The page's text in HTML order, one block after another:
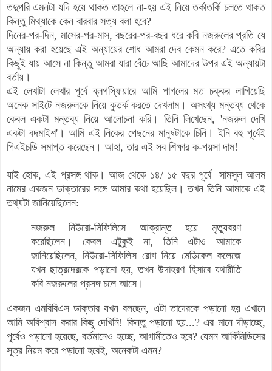
তদুপরি এমনটা যদি হয়ে থাকত তাহলে না-হয় এই নিয়ে তর্কাতর্কি চলতে থাকত
কিন্তু মিথ্যাকে কেন বারবার সত্য বলা হবে?
দিনের-পর-দিন, মাসের-পর-মাস, বছরের-পর-বছর ধরে কবি নজরুলের প্রতি যে
অন্যায় করা হয়েছে এই অন্যায়ের শোধ আমরা দেব কেমন করে? এতে কবির
কিছুই যায় আসে না কিন্তু আমরা যারা বেঁচে আছি আমাদের উপর এই অন্যায়টা
বর্তায়।
এই লেখাটা লেখার পূর্বে ব্লগস্ফিয়ারে আমি পাগলের মত চক্কর লাগিয়েছি
অনেক সাইটে নজরুলকে নিয়ে কুতর্ক করতে দেখলাম। অসংখ্য মন্তব্য থেকে
কেবল একটা মন্তব্য নিয়ে আলোচনা করি। তিনি লিখেছেন, 'নজরুল দেখি
একটা বদমাইশ'। আমি এই নিকের পেছনের মানুষটাকে চিনি। ইনি বহু পূর্বেই
পিএইচডি সমাপ্ত করেছেন। আহা, তার এই সব শিক্ষার ক-পয়সা দাম!
যাই হোক, এই প্রসঙ্গ থাক। আজ থেকে ১৪/ ১৫ বছর পূর্বে সামসুল আলম
নামের একজন ডাক্তারের সঙ্গে আমার কথা হয়েছিল। তখন তিনি আমাকে এই
তথ্যটা জানিয়েছিলেন:
নজরুল নিউরো-সিফিলিসে আক্রান্ত হয়ে মৃত্যুবরণ
করেছিলেন। কেবল এটুকুই না, তিনি এটাও আমাকে
জানিয়েছিলেন, নিউরো-সিফিলিস রোগ নিয়ে মেডিকেল কলেজে
যখন ছাত্রদেরকে পড়ানো হয়, তখন উদাহরণ হিসাবে যথারীতি
কবি নজরুলের প্রসঙ্গ চলে আসে।
একজন এমবিবিএস ডাক্তার যখন বলছেন, এটা তাদেরকে পড়ানো হয় এখানে
আমি অবিশ্বাস করার কিছু দেখিনি! কিন্তু পড়ানো হয়...? এর মানে দাঁড়াচ্ছে,
পূর্বেও পড়ানো হয়েছে, বর্তমানেও হচ্ছে, আগামীতেও হবে? যেমন আর্কিমিডিসের
সূত্র নিয়ম করে পড়ানো হবেই, অনেকটা এমন?